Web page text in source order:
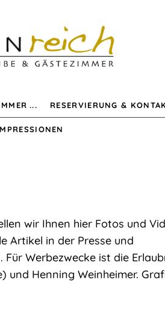
RESERVIERUNG &
wir Ihnen hier Fotos und
Artikel in der Presse und
Werbezwecke ist die
) und Henning Weinheimer.